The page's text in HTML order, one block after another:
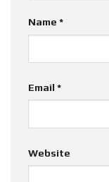
Name *
Email *
Website